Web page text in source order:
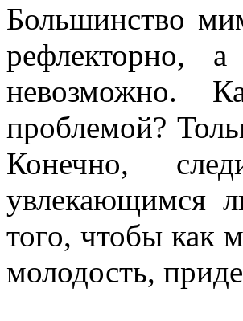
Большинство
рефлекторно,
невозможно.
проблемой?
Конечно,
увлекающимся
того, чтобы как
молодость,